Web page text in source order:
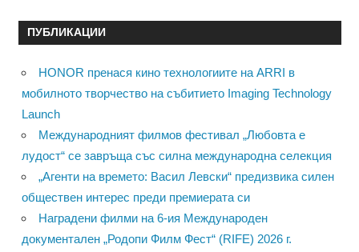
ПУБЛИКАЦИИ
HONOR пренася кино технологиите на ARRI в
мобилното творчество на събитието Imaging Technology
Launch
Международният филмов фестивал „Любовта е
лудост“ се завръща със силна международна селекция
„Агенти на времето: Васил Левски“ предизвика силен
обществен интерес преди премиерата си
Наградени филми на 6-ия Международен
документален „Родопи Филм Фест“ (RIFE) 2026 г.